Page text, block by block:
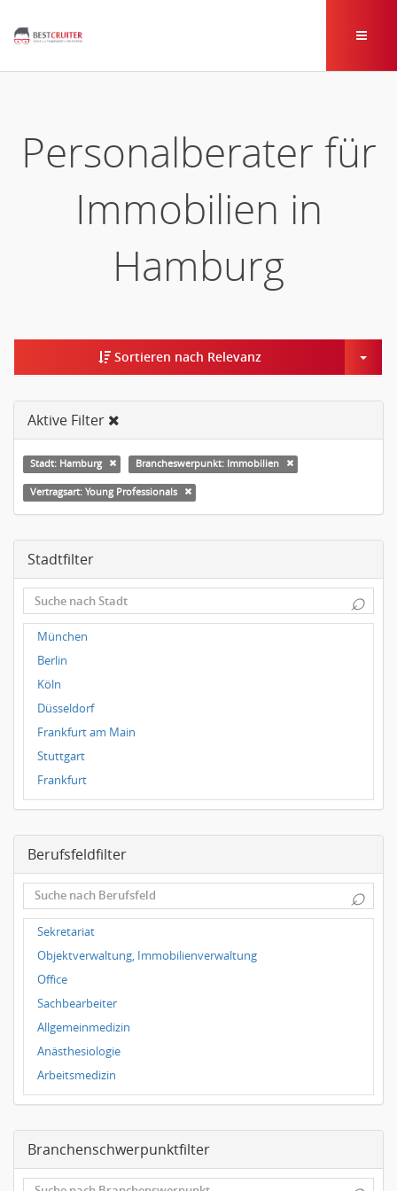
Personalberater für
Immobilien in
Hamburg
Sortieren nach Relevanz
Aktive Filter
Stadt: Hamburg Brancheswerpunkt: Immobilien
Vertragsart: Young Professionals
Stadtfilter
⌕
München
Berlin
Köln
Düsseldorf
Frankfurt am Main
Stuttgart
Frankfurt
Dresden
Leipzig
Dortmund
Wuppertal
Hallbergmoos
Würzburg
Grünwald
Ulm
Bielefeld
Hannover
Duisburg
Berufsfeldfilter
⌕
Sekretariat
Objektverwaltung, Immobilienverwaltung
Office
Sachbearbeiter
Allgemeinmedizin
Anästhesiologie
Arbeitsmedizin
Augenheilkunde
Frauenheilkunde, Geburtshilfe
Hals-Nasen-Ohrenheilkunde
Branchenschwerpunktfilter